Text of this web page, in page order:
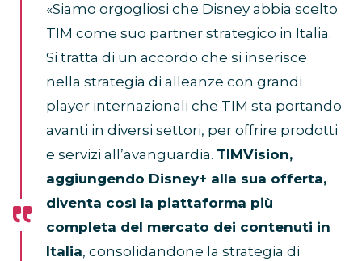
«Siamo orgogliosi che Disney abbia scelto
TIM come suo partner strategico in Italia.
Si tratta di un accordo che si inserisce
nella strategia di alleanze con grandi
player internazionali che TIM sta portando
avanti in diversi settori, per offrire prodotti
e servizi all’avanguardia. TIMVision,
aggiungendo Disney+ alla sua offerta,
diventa così la piattaforma più
completa del mercato dei contenuti in
Italia, consolidandone la strategia di